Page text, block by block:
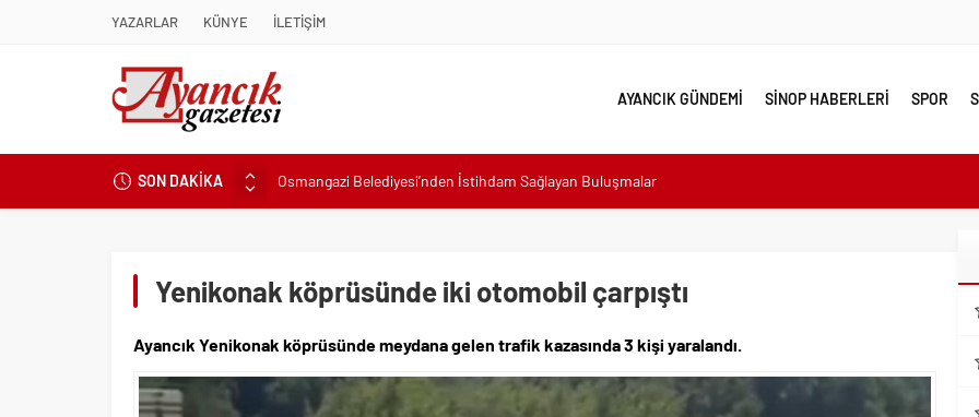
YAZARLAR KÜNYE İLETİŞİM
AYANCIK GÜNDEMİ SİNOP HABERLERİ SPOR
SON DAKİKA
Osmangazi Belediyesi’nden İstihdam Sağlayan Buluşmalar
Başkan Eşki’den Çamdibi çıkarması: “Halkımızın içinde, Bornova’nın hizmetindeyiz”
K. Menderes’te AKTAŞ Bereketi
Başkan Hatice Gençay: “Didim’in Her Noktasında Gece Gündüz Sahadayız”
Başkan Çerçioğlu’ndan 7 Eylül Temalı Ödüllü Resim, Şiir ve Kompozisyon Yarışması
Başkan Hatice Gençay: “Kadınlarımızın Üretim Gücünü Destekliyoruz”
Yenikonak köprüsünde iki otomobil çarpıştı
Ayancık Yenikonak köprüsünde meydana gelen trafik kazasında 3 kişi yaralandı.